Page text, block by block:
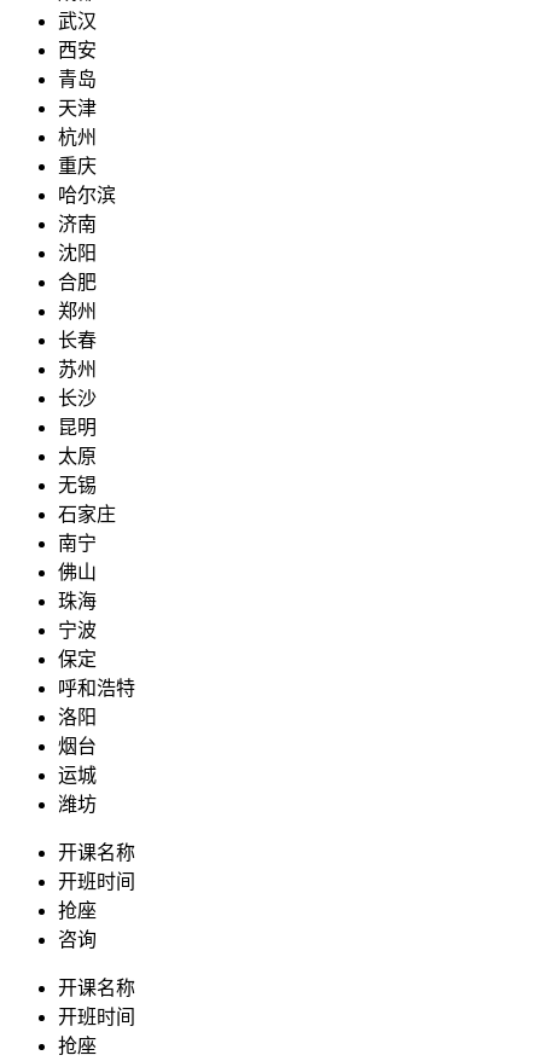
武汉
西安
青岛
天津
杭州
重庆
哈尔滨
济南
沈阳
合肥
郑州
长春
苏州
长沙
昆明
太原
无锡
石家庄
南宁
佛山
珠海
宁波
保定
呼和浩特
洛阳
烟台
运城
潍坊
开课名称
开班时间
抢座
咨询
开课名称
开班时间
抢座